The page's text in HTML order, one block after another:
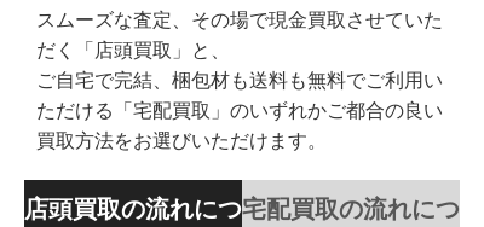
スムーズな査定、その場で現金買取させていた
だく「店頭買取」と、
ご自宅で完結、梱包材も送料も無料でご利用い
ただける「宅配買取」のいずれかご都合の良い
買取方法をお選びいただけます。
店頭買取の流れにつ宅配買取の流れにつ